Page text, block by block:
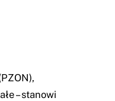
– stanowi